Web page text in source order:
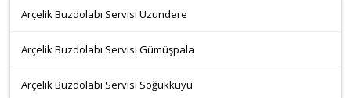
Arçelik Buzdolabı Servisi Uzundere
Arçelik Buzdolabı Servisi Gümüşpala
Arçelik Buzdolabı Servisi Soğukkuyu